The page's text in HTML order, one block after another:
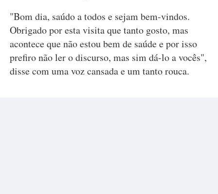
"Bom dia, saúdo a todos e sejam bem-vindos.
Obrigado por esta visita que tanto gosto, mas
acontece que não estou bem de saúde e por isso
prefiro não ler o discurso, mas sim dá-lo a vocês",
disse com uma voz cansada e um tanto rouca.